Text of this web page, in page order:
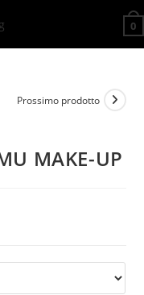
0
Prossimo prodotto
MAKE-UP